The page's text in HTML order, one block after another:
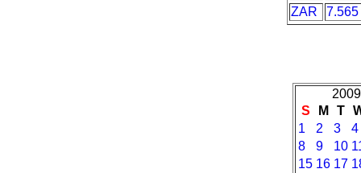
ZAR
7.565
S
M T
1
2 3
4
8
9 10
15 16 17